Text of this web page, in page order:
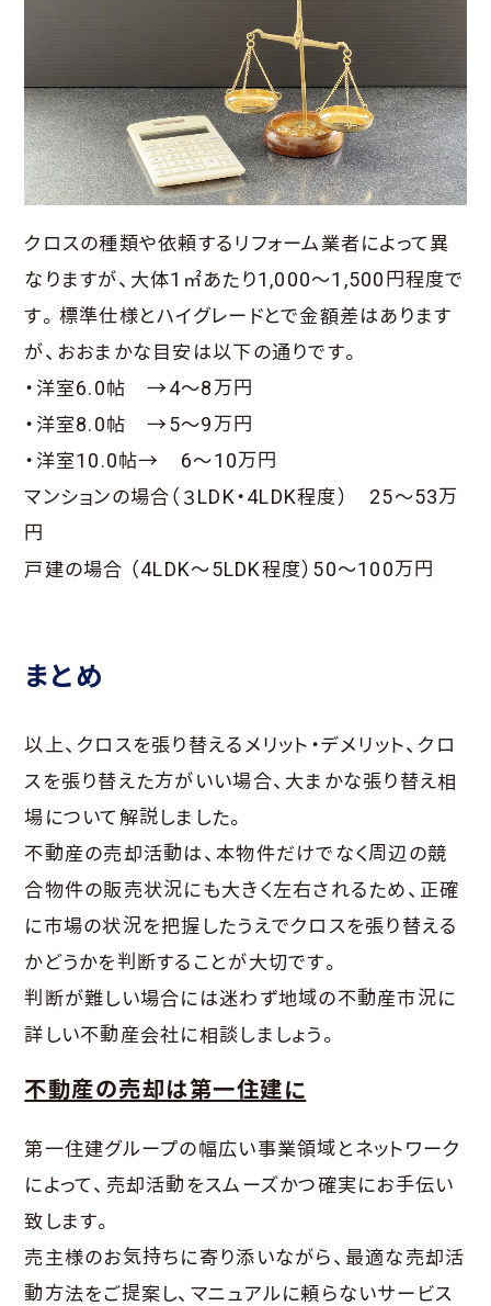
クロスの種類や依頼するリフォーム業者によって異
なりますが、大体1㎡あたり1,000～1,500円程度で
す。標準仕様とハイグレードとで金額差はあります
が、おおまかな目安は以下の通りです。
・洋室6.0帖 →4～8万円
・洋室8.0帖 →5～9万円
・洋室10.0帖→ 6～10万円
マンションの場合（３LDK・4LDK程度） 25～53万
円
戸建の場合 （4LDK～5LDK程度）50～100万円
まとめ
以上、クロスを張り替えるメリット・デメリット、クロ
スを張り替えた方がいい場合、大まかな張り替え相
場について解説しました。
不動産の売却活動は、本物件だけでなく周辺の競
合物件の販売状況にも大きく左右されるため、正確
に市場の状況を把握したうえでクロスを張り替える
かどうかを判断することが大切です。
判断が難しい場合には迷わず地域の不動産市況に
詳しい不動産会社に相談しましょう。
不動産の売却は第一住建に
第一住建グループの幅広い事業領域とネットワーク
によって、売却活動をスムーズかつ確実にお手伝い
致します。
売主様のお気持ちに寄り添いながら、最適な売却活
動方法をご提案し、マニュアルに頼らないサービス